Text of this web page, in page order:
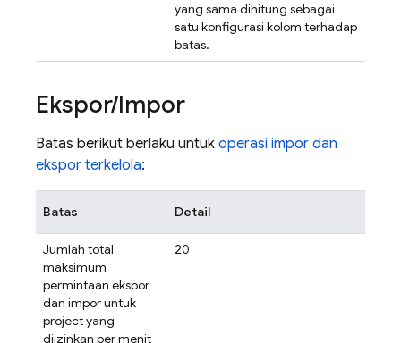
yang sama dihitung sebagai
satu konfigurasi kolom terhadap
batas.
Ekspor/Impor
Batas berikut berlaku untuk operasi impor dan
ekspor terkelola:
Batas Detail
Jumlah total
maksimum
permintaan ekspor
dan impor untuk
project yang
diizinkan per menit
20